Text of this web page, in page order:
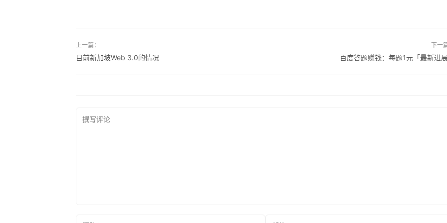
上一篇：
目前新加坡Web 3.0的情况
下一
百度答题赚钱：每题1元「最新进展